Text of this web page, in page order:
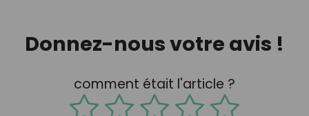
Donnez-nous votre avis !
comment était l'article ?